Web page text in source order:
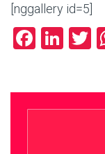
[nggallery id=5]